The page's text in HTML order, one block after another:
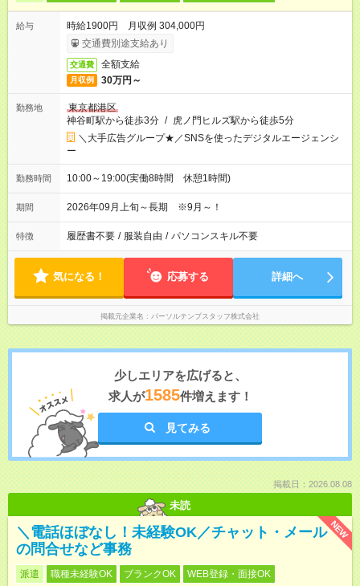
給与
時給1900円 月収例 304,000円
交通費別途支給あり
交通費 全額支給
月収例 30万円～
勤務地
東京都港区
神谷町駅から徒歩3分 / 虎ノ門ヒルズ駅から徒歩5分
＼大手広告グループ★／SNSを使ったデジタルエージェンシ
ー
勤務時間 10:00～19:00(実働8時間 休憩1時間)
期間 2026年09月上旬～長期 ※9月～！
特徴 履歴書不要 / 服装自由 / パソコンスキル不要
気になる！ 応募する 詳細へ
掲載元企業名 パーソルテンプスタッフ株式会社
少しエリアを広げると、
求人が1585件増えます！
見てみる
掲載日：2026.08.08
未読
NEW
＼電話ほぼなし！未経験OK／チャット・メール
の問合せなど事務
派遣 職種未経験OK ブランクOK WEB登録・面接OK